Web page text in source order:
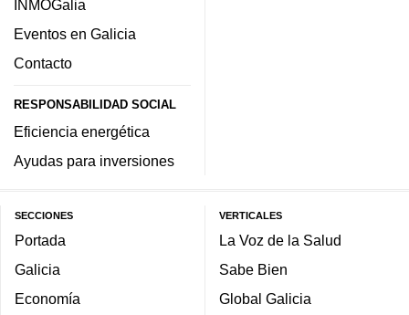
INMOGalia
Eventos en Galicia
Contacto
RESPONSABILIDAD SOCIAL
Eficiencia energética
Ayudas para inversiones
SECCIONES
Portada
Galicia
Economía
VERTICALES
La Voz de la Salud
Sabe Bien
Global Galicia